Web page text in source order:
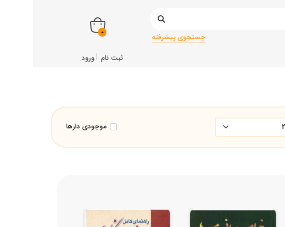
جستجوی پیشرفته 0
ثبت نام ورود
موجودی دارها